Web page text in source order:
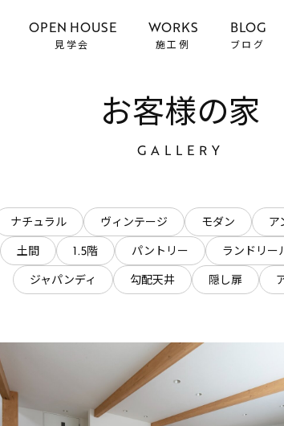
OPEN HOUSE
見学会
WORKS
施工例
BLOG
ブログ
お客様の家
GALLERY
ナチュラル ヴィンテージ モダン ア
土間 1.5階 パントリー ランドリー
ジャパンディ
勾配天井 隠し扉